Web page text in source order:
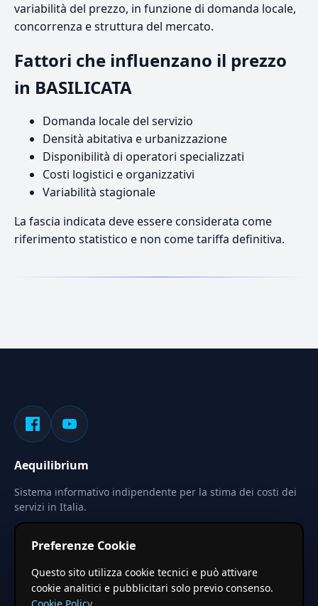
variabilità del prezzo, in funzione di domanda locale,
concorrenza e struttura del mercato.
Fattori che influenzano il prezzo
in BASILICATA
Domanda locale del servizio
Densità abitativa e urbanizzazione
Disponibilità di operatori specializzati
Costi logistici e organizzativi
Variabilità stagionale
La fascia indicata deve essere considerata come
riferimento statistico e non come tariffa definitiva.
Aequilibrium
Sistema informativo indipendente per la stima dei costi dei
servizi in Italia.
Le stime pubblicate sono calcolate tramite coefficienti
territoriali regionali applicati a valori base nazionali. Non
costituiscono preventivo ufficiale.
Preferenze Cookie
Questo sito utilizza cookie tecnici e può attivare
cookie analitici e pubblicitari solo previo consenso.